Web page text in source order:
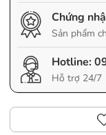
Chứng
Sản phẩm
Hotline:
Hỗ trợ 24/7